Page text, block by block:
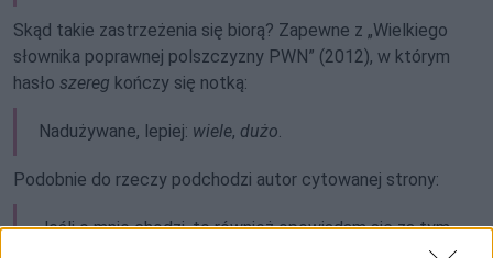
Skąd takie zastrzeżenia się biorą? Zapewne z „Wielkiego
słownika poprawnej polszczyzny PWN” (2012), w którym
hasło szereg kończy się notką:
Nadużywane, lepiej: wiele, dużo.
Podobnie do rzeczy podchodzi autor cytowanej strony:
Jeśli o mnie chodzi, to również opowiadam się za tym,